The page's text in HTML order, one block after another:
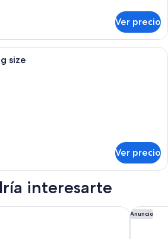
Ver precio
Habitación de hotel con una cama
size
Ver precio
interesarte
Anuncio
Falls